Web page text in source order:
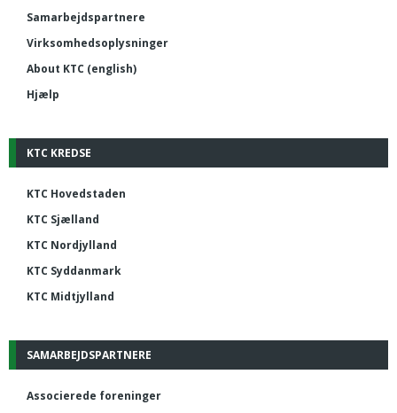
Samarbejdspartnere
Virksomhedsoplysninger
About KTC (english)
Hjælp
KTC KREDSE
KTC Hovedstaden
KTC Sjælland
KTC Nordjylland
KTC Syddanmark
KTC Midtjylland
SAMARBEJDSPARTNERE
Associerede foreninger